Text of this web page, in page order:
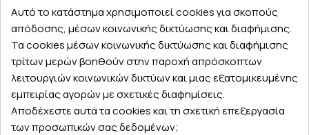
παραλάβετε αύριο στην πόρτα σας
Εξυπηρέτηση πελατών
Λογαριασμός
Αυτό το κατάστημα χρησιμοποιεί cookies για σκοπούς
απόδοσης, μέσων κοινωνικής δικτύωσης και διαφήμισης.
Τα cookies μέσων κοινωνικής δικτύωσης και διαφήμισης
τρίτων μερών βοηθούν στην παροχή απρόσκοπτων
λειτουργιών κοινωνικών δικτύων και μιας εξατομικευμένης
εμπειρίας αγορών με σχετικές διαφημίσεις.
Αποδέχεστε αυτά τα cookies και τη σχετική επεξεργασία
των προσωπικών σας δεδομένων;